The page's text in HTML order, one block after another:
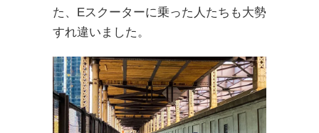
た、Eスクーターに乗った人たちも大勢
すれ違いました。